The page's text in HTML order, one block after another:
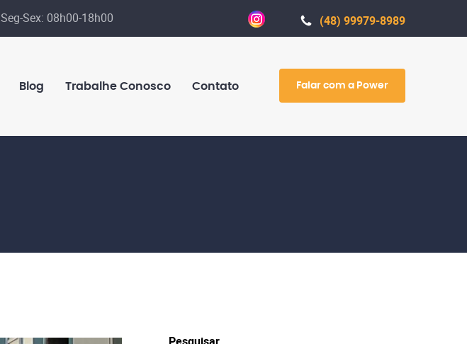
Seg-Sex: 08h00-18h00 (48) 99979-8989
Blog Trabalhe Conosco Contato Falar com a Power